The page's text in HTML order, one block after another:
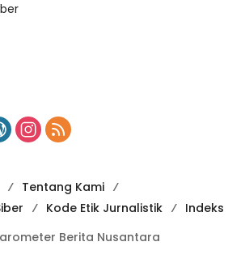
Tentang Kami
Kode Etik Jurnalistik
Indeks
Berita Nusantara